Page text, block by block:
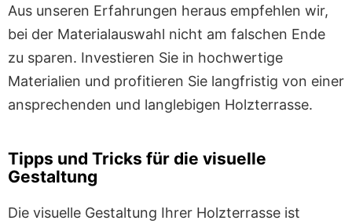
Aus unseren Erfahrungen heraus empfehlen wir,
bei der Materialauswahl nicht am falschen Ende
zu sparen. Investieren Sie in hochwertige
Materialien und profitieren Sie langfristig von einer
ansprechenden und langlebigen Holzterrasse.
Tipps und Tricks für die visuelle
Gestaltung
Die visuelle Gestaltung Ihrer Holzterrasse ist